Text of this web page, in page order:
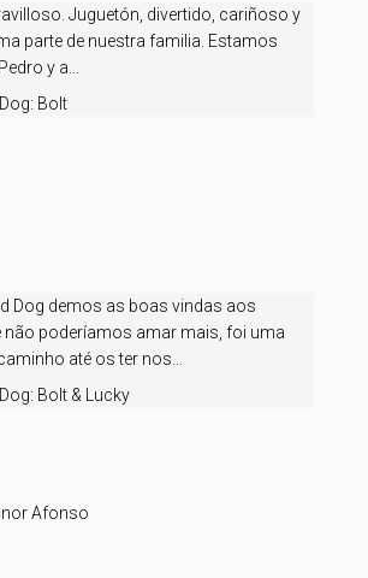
Juguetón, divertido, cariñoso y
parte de nuestra familia. Estamos
y a...
Bolt
Dog demos as boas vindas aos
não poderíamos amar mais, foi uma
até os ter nos...
Bolt & Lucky
Afonso